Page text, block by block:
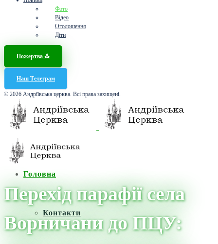
Фото
Відео
Оголошення
Діти
Пожертва ⛪️
Наш Телеграм
© 2026 Андріївська церква. Всі права захищені.
Головна
Контакти
Перехід парафії села
Ворничани до ПЦУ: